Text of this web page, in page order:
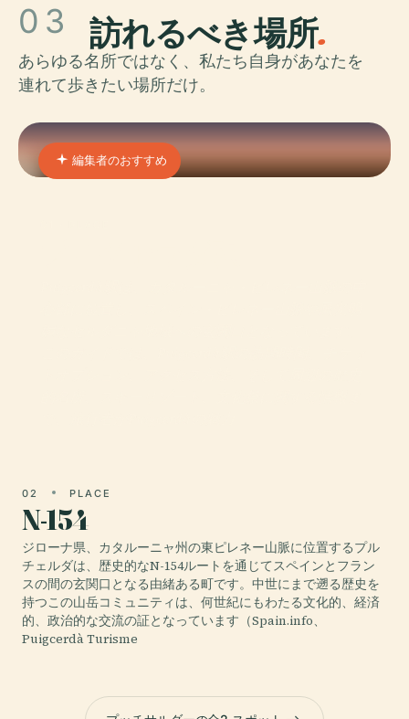
03 訪れるべき場所.
あらゆる名所ではなく、私たち自身があなたを
連れて歩きたい場所だけ。
編集者のおすすめ
02 PLACE
N-154
ジローナ県、カタルーニャ州の東ピレネー山脈に位置するプル
チェルダは、歴史的なN-154ルートを通じてスペインとフラン
スの間の玄関口となる由緒ある町です。中世にまで遡る歴史を
持つこの山岳コミュニティは、何世紀にもわたる文化的、経済
的、政治的な交流の証となっています（Spain.info、
Puigcerdà Turisme